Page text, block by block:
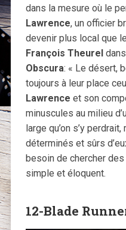
dans la mesure où le
Lawrence, un officier
devenir plus local que
François Theurel
Obscura: « Le désert,
toujours à leur place
Lawrence et son
minuscules au milieu
large qu’on s’y
déterminés et sûrs
besoin de chercher
simple et éloquent.
12-Blade